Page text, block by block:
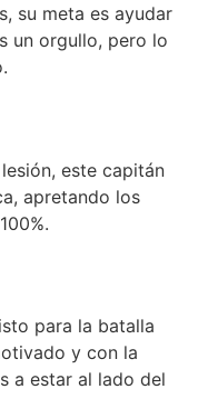
su meta es ayudar
un orgullo, pero lo
este capitán
apretando los
para la batalla
y con la
a estar al lado del